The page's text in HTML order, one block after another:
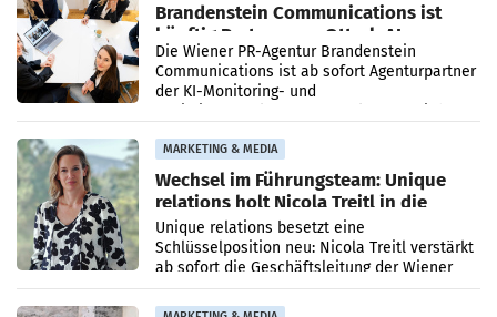
Brandenstein Communications ist
künftig Partner von OtterlyAI
Die Wiener PR-Agentur Brandenstein
Communications ist ab sofort Agenturpartner
der KI-Monitoring- und
MARKETING & MEDIA
Wechsel im Führungsteam: Unique
relations holt Nicola Treitl in die
Geschäftsleitung
Unique relations besetzt eine
Schlüsselposition neu: Nicola Treitl verstärkt
ab sofort die Geschäftsleitung der Wiener
PR-Agentur an der Seite von Josef Kalina und
Anna Kalina-Mahr.